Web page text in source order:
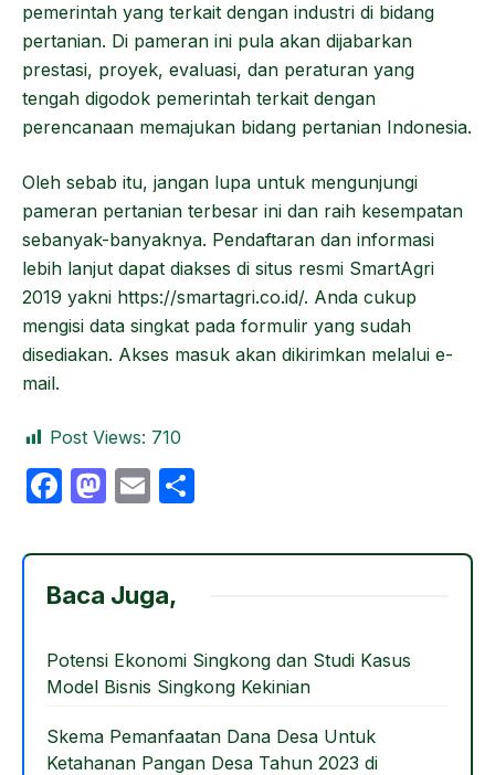
pemerintah yang terkait dengan industri di bidang
pertanian. Di pameran ini pula akan dijabarkan
prestasi, proyek, evaluasi, dan peraturan yang
tengah digodok pemerintah terkait dengan
perencanaan memajukan bidang pertanian Indonesia.
Oleh sebab itu, jangan lupa untuk mengunjungi
pameran pertanian terbesar ini dan raih kesempatan
sebanyak-banyaknya. Pendaftaran dan informasi
lebih lanjut dapat diakses di situs resmi SmartAgri
2019 yakni https://smartagri.co.id/. Anda cukup
mengisi data singkat pada formulir yang sudah
disediakan. Akses masuk akan dikirimkan melalui e-
mail.
Post Views: 710
F
c
e
o
o
k
M
st
o
o
n
E
ail ar
Baca Juga,
Potensi Ekonomi Singkong dan Studi Kasus
Model Bisnis Singkong Kekinian
Skema Pemanfaatan Dana Desa Untuk
Ketahanan Pangan Desa Tahun 2023 di